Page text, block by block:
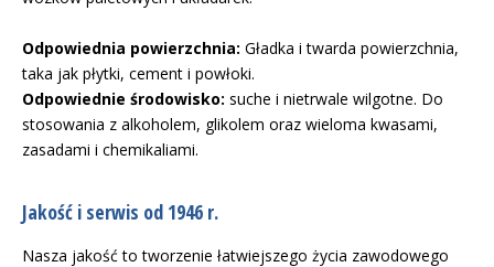
Odpowiednia powierzchnia: Gładka i twarda powierzchnia,
taka jak płytki, cement i powłoki.
Odpowiednie środowisko: suche i nietrwale wilgotne. Do
stosowania z alkoholem, glikolem oraz wieloma kwasami,
zasadami i chemikaliami.
Jakość i serwis od 1946 r.
Nasza jakość to tworzenie łatwiejszego życia zawodowego